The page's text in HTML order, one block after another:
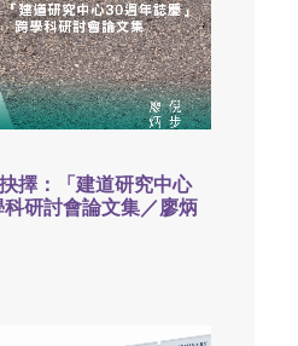
擇：「建道研究中心
研討會論文集／廖炳